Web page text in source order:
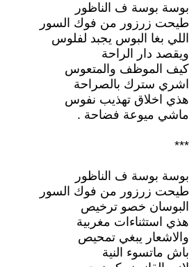
بوسة بوسة ف الناظور
طيحت زرزور من فوك السور
اللي بغا البوس يجبد لفلوس
ويقصد دار الراحة
كيف الموظف والمتعوس
اشري سترك بالصراحة
هذي اخلاق تهذيب نفوس
ماشي ميوعة فضاحة .
***
بوسة بوسة ف الناظور
طيحت زرزور من فوك السور
البوسان خصو ترخيص
هذي استثناءات مغربية
والاشعار يبغي تمحيص
باش ماتسوء النية